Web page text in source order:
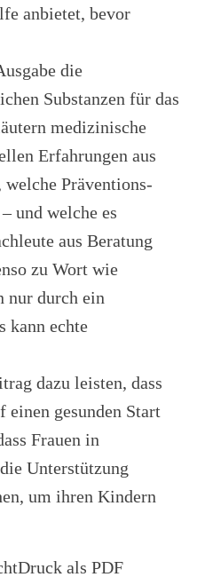
anbietet, bevor
die
Substanzen für das
medizinische
Erfahrungen aus
Präventions-
und welche es
aus Beratung
zu Wort wie
nur durch ein
kann echte
dazu leisten, dass
gesunden Start
Frauen in
Unterstützung
um ihren Kindern
als PDF